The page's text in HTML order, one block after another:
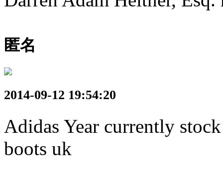
匿名
2014-09-12 19:54:20
Adidas Year currently
boots uk